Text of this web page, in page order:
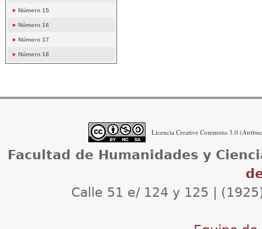
Número 15
Número 16
Número 17
Número 18
Licencia Creative Commons 3.0
Facultad de Humanidades y
Calle 51 e/ 124 y 125 |